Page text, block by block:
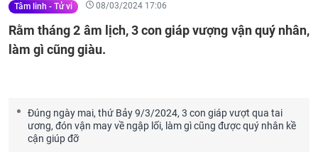
Tâm linh - Tử vi 08/03/2024 17:06
Rằm tháng 2 âm lịch, 3 con giáp vượng vận quý nhân,
làm gì cũng giàu.
Đúng ngày mai, thứ Bảy 9/3/2024, 3 con giáp vượt qua tai
ương, đón vận may về ngập lối, làm gì cũng được quý nhân kề
cận giúp đỡ